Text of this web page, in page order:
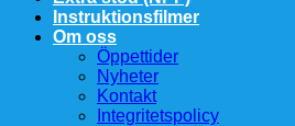
Instruktionsfilmer
Om oss
Öppettider
Nyheter
Kontakt
Integritetspolicy